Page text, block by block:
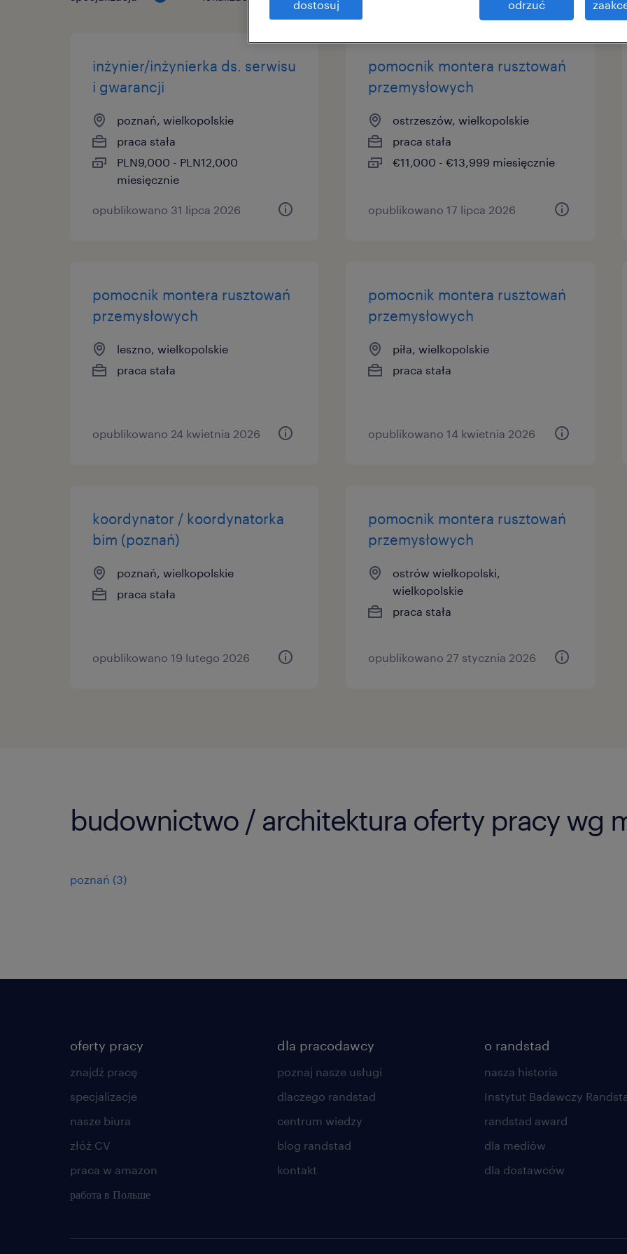
inżynier/inżynierka ds. serwisu
i gwarancji
poznań, wielkopolskie
praca stała
PLN9,000 - PLN12,000
miesięcznie
opublikowano 31 lipca 2026
pomocnik montera rusztowań
przemysłowych
ostrzeszów, wielkopolskie
praca stała
€11,000 - €13,999 miesięcznie
opublikowano 17 lipca 2026
pomocnik montera rusztowań
przemysłowych
leszno, wielkopolskie
praca stała
opublikowano 24 kwietnia 2026
pomocnik montera rusztowań
przemysłowych
piła, wielkopolskie
praca stała
opublikowano 14 kwietnia 2026
koordynator / koordynatorka
bim (poznań)
poznań, wielkopolskie
praca stała
opublikowano 19 lutego 2026
pomocnik montera rusztowań
przemysłowych
ostrów wielkopolski,
wielkopolskie
praca stała
opublikowano 27 stycznia 2026
budownictwo / architektura oferty pracy wg
poznań (3)
oferty pracy
znajdź pracę
specjalizacje
nasze biura
złóż CV
praca w amazon
работа в Польше
dla pracodawcy
poznaj nasze usługi
dlaczego randstad
centrum wiedzy
blog randstad
kontakt
o randstad
nasza historia
Instytut Badawczy
randstad award
dla mediów
dla dostawców
dostosuj odrzuć